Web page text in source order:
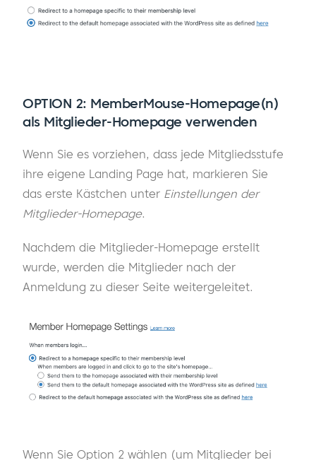
OPTION 2: MemberMouse-Homepage(n)
als Mitglieder-Homepage verwenden
Wenn Sie es vorziehen, dass jede Mitgliedsstufe
ihre eigene Landing Page hat, markieren Sie
das erste Kästchen unter Einstellungen der
Mitglieder-Homepage.
Nachdem die Mitglieder-Homepage erstellt
wurde, werden die Mitglieder nach der
Anmeldung zu dieser Seite weitergeleitet.
Wenn Sie Option 2 wählen (um Mitglieder bei